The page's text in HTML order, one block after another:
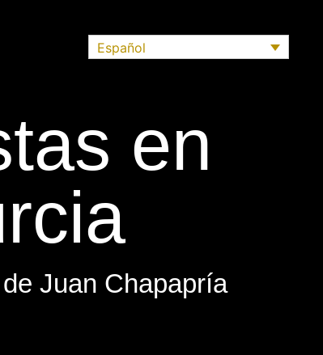
Español
en
Juan Chapapría